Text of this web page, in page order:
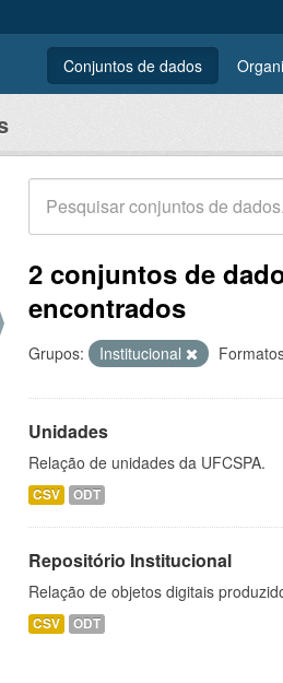
Conjuntos de dados
2 conjuntos de
encontrados
Grupos: Institucional
Unidades
Relação de unidades da UFCSPA.
CSV ODT
Repositório Institucional
Relação de objetos digitais
CSV ODT